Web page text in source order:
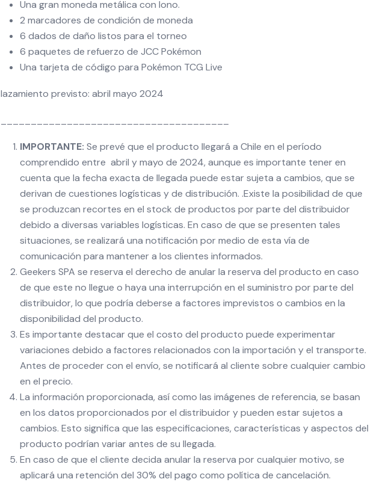
Una gran moneda metálica con Iono.
2 marcadores de condición de moneda
6 dados de daño listos para el torneo
6 paquetes de refuerzo de JCC Pokémon
Una tarjeta de código para Pokémon TCG Live
lazamiento previsto: abril mayo 2024
IMPORTANTE: Se prevé que el producto llegará a Chile en el período
comprendido entre abril y mayo de 2024, aunque es importante tener en
cuenta que la fecha exacta de llegada puede estar sujeta a cambios, que se
derivan de cuestiones logísticas y de distribución. .Existe la posibilidad de que
se produzcan recortes en el stock de productos por parte del distribuidor
debido a diversas variables logísticas. En caso de que se presenten tales
situaciones, se realizará una notificación por medio de esta vía de
comunicación para mantener a los clientes informados.
Geekers SPA se reserva el derecho de anular la reserva del producto en caso
de que este no llegue o haya una interrupción en el suministro por parte del
distribuidor, lo que podría deberse a factores imprevistos o cambios en la
disponibilidad del producto.
Es importante destacar que el costo del producto puede experimentar
variaciones debido a factores relacionados con la importación y el transporte.
Antes de proceder con el envío, se notificará al cliente sobre cualquier cambio
en el precio.
La información proporcionada, así como las imágenes de referencia, se basan
en los datos proporcionados por el distribuidor y pueden estar sujetos a
cambios. Esto significa que las especificaciones, características y aspectos del
producto podrían variar antes de su llegada.
En caso de que el cliente decida anular la reserva por cualquier motivo, se
aplicará una retención del 30% del pago como política de cancelación.